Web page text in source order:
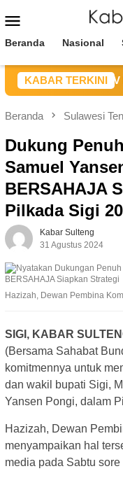
ke
Mobile
Beranda Nasional
KABAR TERKINI
Sulteng Sebut CV BBN
Beranda Sulawesi
Dukung
Samuel
BERSAHAJA
Pilkada Sigi
Kabar Sulteng
31 Agustus 2024
Hazizah, Dewan Pembina
SIGI, KABAR
(Bersama Sahabat
komitmennya untuk
dan wakil bupati Sigi,
Yansen Pongi, dalam
Hazizah, Dewan
menyampaikan hal
media pada Sabtu sore